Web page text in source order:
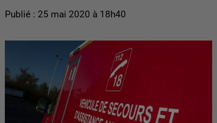
Publié : 25 mai 2020 à 18h40